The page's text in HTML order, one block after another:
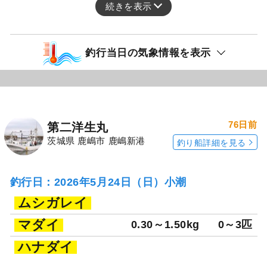
続きを表示
釣行当日の気象情報を表示
第二洋生丸
茨城県 鹿嶋市 鹿嶋新港
76日前
釣り船詳細を見る
釣行日：2026年5月24日（日）小潮
ムシガレイ
マダイ
0.30～1.50kg 0～3匹
ハナダイ